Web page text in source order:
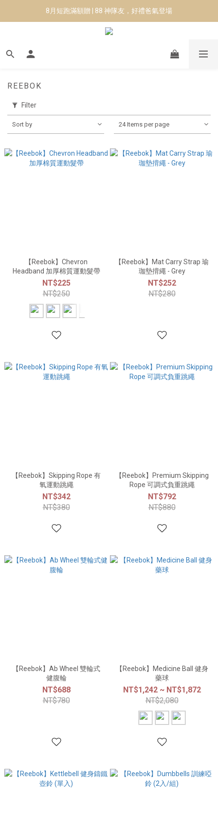
8月短跑滿額贈 | 88 神隊友，好禮爸氣登場
8月短跑滿額贈 | 88 神隊友，好禮爸氣登場
✨CURARING-韓國多功能深層按摩環｜新品預購88折！✨
Manduka-跟著青蛙去旅行｜快閃第二站-台南
REEBOK
Filter
Sort by 24 Items per page
【Reebok】Chevron
Headband 加厚棉質運動髮帶
NT$225
NT$250
【Reebok】Mat Carry Strap 瑜
珈墊揹繩 - Grey
NT$252
NT$280
【Reebok】Skipping Rope 有
氧運動跳繩
NT$342
NT$380
【Reebok】Premium Skipping
Rope 可調式負重跳繩
NT$792
NT$880
【Reebok】Ab Wheel 雙輪式
健腹輪
NT$688
NT$780
【Reebok】Medicine Ball 健身
藥球
NT$1,242 ~ NT$1,872
NT$2,080